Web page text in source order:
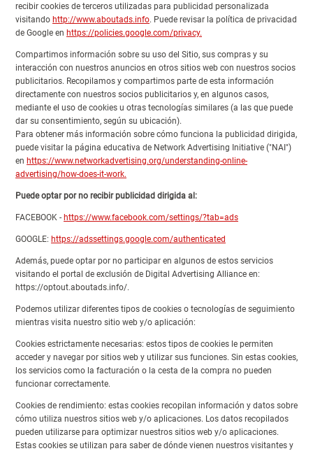
recibir cookies de terceros utilizadas para publicidad personalizada
visitando http://www.aboutads.info. Puede revisar la política de privacidad
de Google en https://policies.google.com/privacy.
Compartimos información sobre su uso del Sitio, sus compras y su
interacción con nuestros anuncios en otros sitios web con nuestros socios
publicitarios. Recopilamos y compartimos parte de esta información
directamente con nuestros socios publicitarios y, en algunos casos,
mediante el uso de cookies u otras tecnologías similares (a las que puede
dar su consentimiento, según su ubicación).
Para obtener más información sobre cómo funciona la publicidad dirigida,
puede visitar la página educativa de Network Advertising Initiative ("NAI")
en https://www.networkadvertising.org/understanding-online-
advertising/how-does-it-work.
Puede optar por no recibir publicidad dirigida al:
FACEBOOK - https://www.facebook.com/settings/?tab=ads
GOOGLE: https://adssettings.google.com/authenticated
Además, puede optar por no participar en algunos de estos servicios
visitando el portal de exclusión de Digital Advertising Alliance en:
https://optout.aboutads.info/.
Podemos utilizar diferentes tipos de cookies o tecnologías de seguimiento
mientras visita nuestro sitio web y/o aplicación:
Cookies estrictamente necesarias: estos tipos de cookies le permiten
acceder y navegar por sitios web y utilizar sus funciones. Sin estas cookies,
los servicios como la facturación o la cesta de la compra no pueden
funcionar correctamente.
Cookies de rendimiento: estas cookies recopilan información y datos sobre
cómo utiliza nuestros sitios web y/o aplicaciones. Los datos recopilados
pueden utilizarse para optimizar nuestros sitios web y/o aplicaciones.
Estas cookies se utilizan para saber de dónde vienen nuestros visitantes y